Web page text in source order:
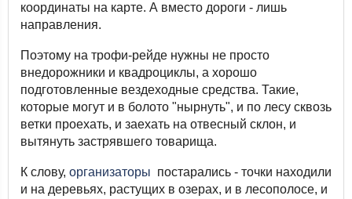
координаты на карте. А вместо дороги - лишь
направления.
Поэтому на трофи-рейде нужны не просто
внедорожники и квадроциклы, а хорошо
подготовленные вездеходные средства. Такие,
которые могут и в болото "нырнуть", и по лесу сквозь
ветки проехать, и заехать на отвесный склон, и
вытянуть застрявшего товарища.
К слову, организаторы постарались - точки находили
и на деревьях, растущих в озерах, и в лесополосе, и